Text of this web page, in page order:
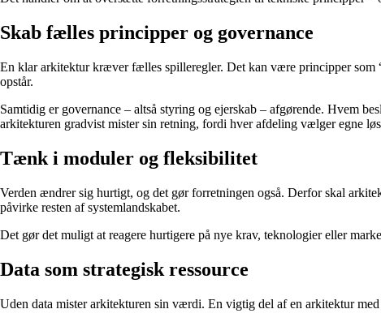
Skab fælles principper og governance
En klar arkitektur kræver fælles spilleregler. Det kan være principper som
opstår.
Samtidig er governance – altså styring og ejerskab – afgørende. Hvem
arkitekturen gradvist mister sin retning, fordi hver afdeling vælger egne
Tænk i moduler og fleksibilitet
Verden ændrer sig hurtigt, og det gør forretningen også. Derfor skal
påvirke resten af systemlandskabet.
Det gør det muligt at reagere hurtigere på nye krav, teknologier eller
Data som strategisk ressource
Uden data mister arkitekturen sin værdi. En vigtig del af en arkitektur